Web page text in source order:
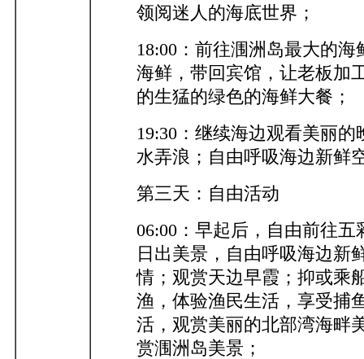
领阅迷人的海底世界；
18:00：前往涠洲岛最大的
海鲜，带回宾馆，让老板加
的生猛的绿色的海鲜大餐；
19:30：继续海边观看美丽
水弄浪；自由呼吸海边新鲜
第三天：自由活动
06:00：早起后，自由前往
日出美景，自由呼吸海边新
情；观赏天边早霞；抑或乘
渔，体验渔民生活，享受捕
活，观赏美丽的北部湾海畔
赏涠洲岛美景；